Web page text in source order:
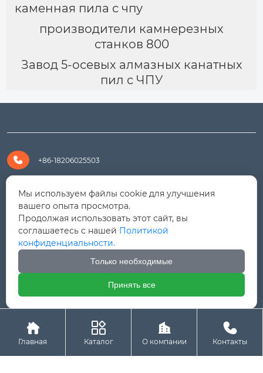
каменная пила с чпу
производители камнерезных
станков 800
Завод 5-осевых алмазных канатных
пил с ЧПУ
 +86-18206025503
 +8618206025503
 yanali@hualongm.com

351144, Китай, пров.Фуцзянь, г. Путянь, район Личэн,
промышленная зона Хуанши

Авторское право © ООО "Fujian Province HuaLong

Главная

Каталог

О компании

Контакты
Мы используем файлы cookie для улучшения
вашего опыта просмотра.
Продолжая использовать этот сайт, вы
соглашаетесь с нашей Политикой
конфиденциальности.
Только необходимые
Принять все